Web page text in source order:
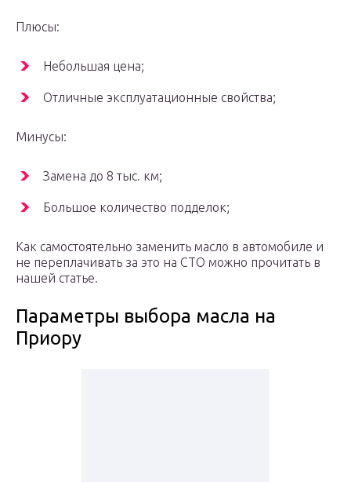
Плюсы:
Небольшая цена;
Отличные эксплуатационные свойства;
Минусы:
Замена до 8 тыс. км;
Большое количество подделок;
Как самостоятельно заменить масло в автомобиле и
не переплачивать за это на СТО можно прочитать в
нашей статье.
Параметры выбора масла на
Приору